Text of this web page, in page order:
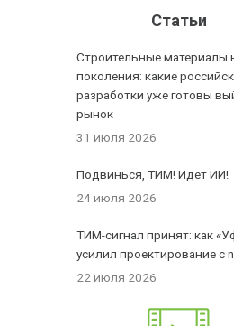
Статьи
Строительные материалы
поколения: какие
разработки уже готовы
рынок
31 июля 2026
Подвинься, ТИМ! Идет ИИ!
24 июля 2026
ТИМ-сигнал принят: как
усилил проектирование с
22 июля 2026